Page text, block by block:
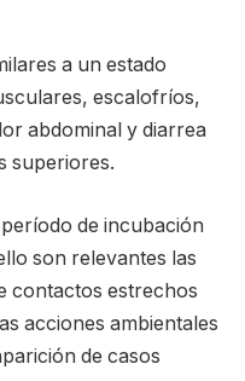
a un estado
escalofríos,
abdominal y diarrea
superiores.
de incubación
son relevantes las
contactos estrechos
acciones ambientales
de casos